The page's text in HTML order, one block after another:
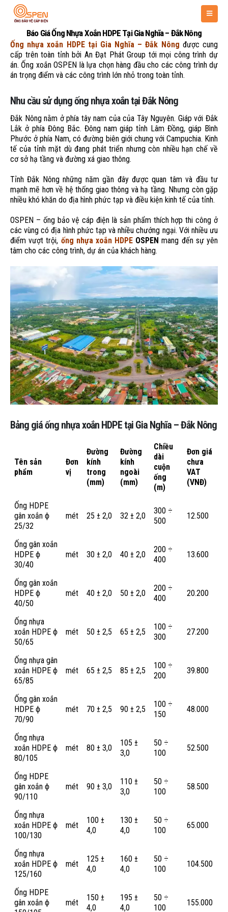
Báo Giá Ống Nhựa Xoắn HDPE Tại Gia Nghĩa – Đắk Nông
Ống nhựa xoắn HDPE tại Gia Nghĩa – Đắk Nông được cung
cấp trên toàn tỉnh bởi An Đạt Phát Group tới mọi công trình dự
án. Ống xoắn OSPEN là lựa chọn hàng đầu cho các công trình dự
án trọng điểm và các công trình lớn nhỏ trong toàn tỉnh.
Nhu cầu sử dụng ống nhựa xoắn tại Đắk Nông
Đắk Nông nằm ở phía tây nam của của Tây Nguyên. Giáp với Đắk
Lắk ở phía Đông Bắc. Đông nam giáp tỉnh Lâm Đồng, giáp Bình
Phước ở phía Nam, có đường biên giới chung với Campuchia. Kinh
tế của tỉnh mặt dù đang phát triển nhưng còn nhiều hạn chế về
cơ sở hạ tầng và đường xá giao thông.
Tỉnh Đắk Nông những năm gần đây được quan tâm và đầu tư
mạnh mẽ hơn về hệ thống giao thông và hạ tầng. Nhưng còn gặp
nhiều khó khăn do địa hình phức tạp và điều kiện kinh tế của tỉnh.
OSPEN – ống bảo vệ cáp điện là sản phẩm thích hợp thi công ở
các vùng có địa hình phức tạp và nhiều chướng ngại. Với nhiều ưu
điểm vượt trội, ống nhựa xoắn HDPE OSPEN mang đến sự yên
tâm cho các công trình, dự án của khách hàng.
Bảng giá ống nhựa xoắn HDPE tại Gia Nghĩa – Đắk Nông
Tên sản
phẩm
Đơn
vị
Đường
kính
trong
(mm)
Đường
kính
ngoài
(mm)
Chiều
dài
cuộn
ống
(m)
Đơn giá
chưa
VAT
(VNĐ)
Ống HDPE
gân xoắn ϕ
25/32
mét 25 ± 2,0 32 ± 2,0
300 ÷
500
12.500
Ống gân xoắn
HDPE ϕ
30/40
mét 30 ± 2,0 40 ± 2,0
200 ÷
400
13.600
Ống gân xoắn
HDPE ϕ
40/50
mét 40 ± 2,0 50 ± 2,0
200 ÷
400
20.200
Ống nhựa
xoắn HDPE ϕ
50/65
mét 50 ± 2,5 65 ± 2,5
100 ÷
300
27.200
Ống nhựa gân
xoắn HDPE ϕ
65/85
mét 65 ± 2,5 85 ± 2,5
100 ÷
200
39.800
Ống gân xoắn
HDPE ϕ
70/90
mét 70 ± 2,5 90 ± 2,5
100 ÷
150
48.000
Ống nhựa
xoắn HDPE ϕ
80/105
mét 80 ± 3,0
105 ±
3,0
50 ÷
100
52.500
Ống HDPE
gân xoắn ϕ
90/110
mét 90 ± 3,0
110 ±
3,0
50 ÷
100
58.500
Ống nhựa
xoắn HDPE ϕ
100/130
mét
100 ±
4,0
130 ±
4,0
50 ÷
100
65.000
Ống nhựa
xoắn HDPE ϕ
125/160
mét
125 ±
4,0
160 ±
4,0
50 ÷
100
104.500
Ống HDPE
gân xoắn ϕ
mét
150 ±
4,0
195 ±
4,0
50 ÷
100
155.000